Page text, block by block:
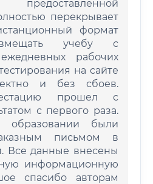
перекрывает
формат
учебу с
рабочих
на сайте
и без сбоев.
прошел с
с первого раза.
образовании были
письмом в
Все данные внесены
информационную
спасибо авторам